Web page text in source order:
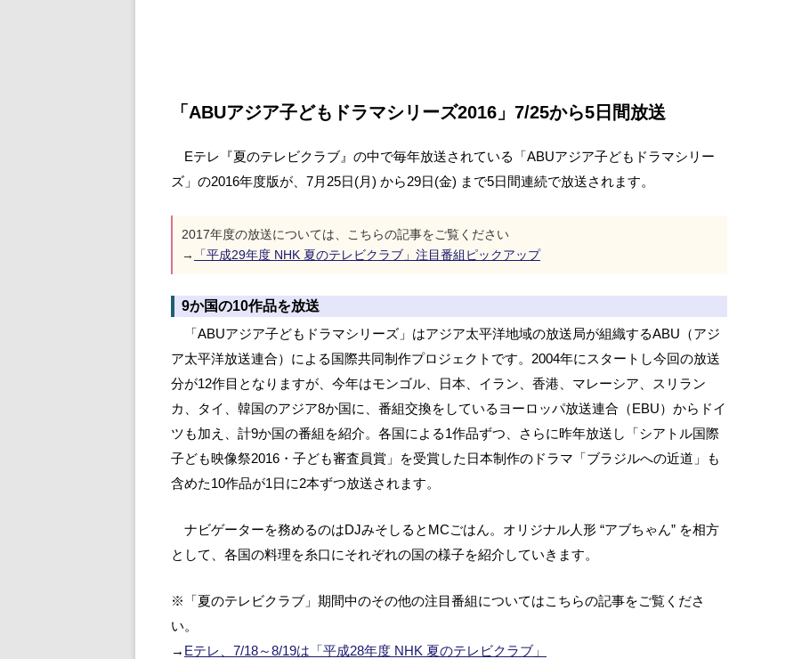
「ABUアジア子どもドラマシリーズ2016」7/25から5日間放送
Eテレ『夏のテレビクラブ』の中で毎年放送されている「ABUアジア子どもドラマシリー
ズ」の2016年度版が、7月25日(月) から29日(金) まで5日間連続で放送されます。
2017年度の放送については、こちらの記事をご覧ください
→
「平成29年度 NHK 夏のテレビクラブ」注目番組ピックアップ
9か国の10作品を放送
「ABUアジア子どもドラマシリーズ」はアジア太平洋地域の放送局が組織するABU（アジ
ア太平洋放送連合）による国際共同制作プロジェクトです。2004年にスタートし今回の放送
分が12作目となりますが、今年はモンゴル、日本、イラン、香港、マレーシア、スリラン
カ、タイ、韓国のアジア8か国に、番組交換をしているヨーロッパ放送連合（EBU）からドイ
ツも加え、計9か国の番組を紹介。各国による1作品ずつ、さらに昨年放送し「シアトル国際
子ども映像祭2016・子ども審査員賞」を受賞した日本制作のドラマ「ブラジルへの近道」も
含めた10作品が1日に2本ずつ放送されます。
ナビゲーターを務めるのはDJみそしるとMCごはん。オリジナル人形 “アブちゃん” を相方
として、各国の料理を糸口にそれぞれの国の様子を紹介していきます。
※「夏のテレビクラブ」期間中のその他の注目番組についてはこちらの記事をご覧くださ
い。
→ Eテレ、7/18～8/19は「平成28年度 NHK 夏のテレビクラブ」